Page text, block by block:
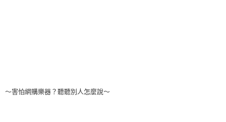
～害怕網購樂器？聽聽別人怎麼說～